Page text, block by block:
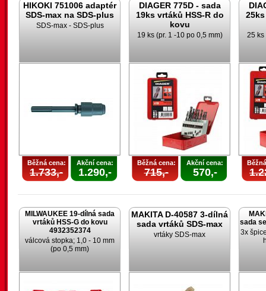
HIKOKI 751006 adaptér
SDS-max na SDS-plus
SDS-max - SDS-plus
Běžná cena:
1.733,-
Akční cena:
1.290,-
DIAGER 775D - sada
19ks vrtáků HSS-R do
kovu
19 ks (pr. 1 -10 po 0,5 mm)
Běžná cena:
715,-
Akční cena:
570,-
25 ks
MILWAUKEE 19-dílná sada
vrtáků HSS-G do kovu
4932352374
válcová stopka; 1,0 - 10 mm
(po 0,5 mm)
MAKITA D-40587 3-dílná
sada vrtáků SDS-max
vrtáky SDS-max
sada
3x